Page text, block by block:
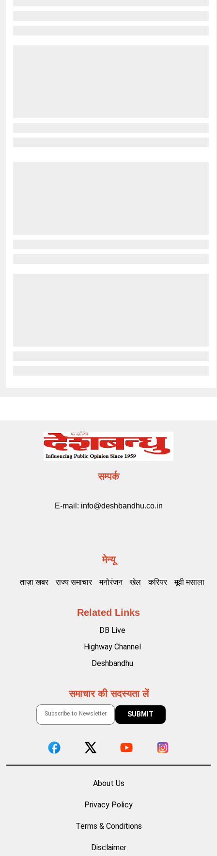
सम्पर्क
E-mail: info@deshbandhu.co.in
मेन्यू
ताज़ा खबर राज्य समाचार मनोरंजन खेल करियर मूवी मसाला
Related Links
DB Live
Highway Channel
Deshbandhu
समाचार की सदस्यता लें
About Us
Privacy Policy
Terms & Conditions
Disclaimer